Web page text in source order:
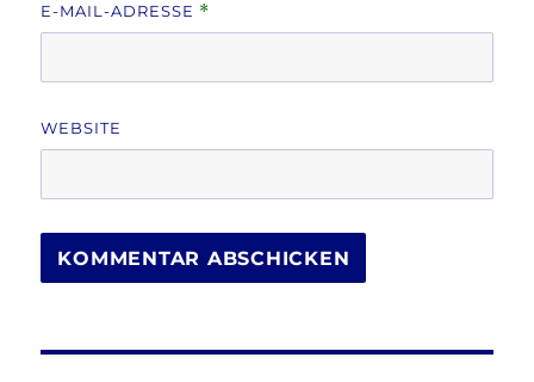
E-MAIL-ADRESSE *
WEBSITE